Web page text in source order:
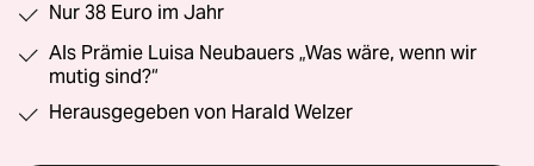
Nur 38 Euro im Jahr
Als Prämie Luisa Neubauers „Was wäre, wenn wir
mutig sind?“
Herausgegeben von Harald Welzer